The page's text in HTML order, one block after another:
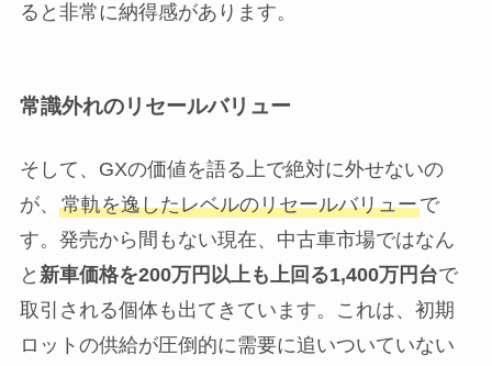
ると非常に納得感があります。
常識外れのリセールバリュー
そして、GXの価値を語る上で絶対に外せないの
が、 常軌を逸したレベルのリセールバリューで
す。発売から間もない現在、中古車市場ではなん
と 新車価格を200万円以上も上回る1,400万円台で
取引される個体も出てきています。これは、初期
ロットの供給が圧倒的に需要に追いついていない